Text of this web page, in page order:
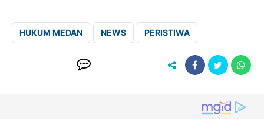
HUKUM MEDAN NEWS PERISTIWA